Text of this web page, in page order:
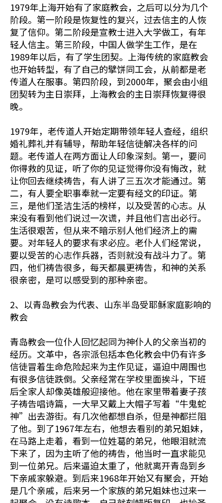
1979年上海开始有了家庭教会，之后可以分为几个
阶段。第一阶段是恢复性的复兴，过去信主的人恢
复了信仰。第二阶段是宣教士进入大学做工，有年
轻人信主。第三阶段，中国人做学生工作，是在
1989年以后，有了学生团契。上海传统的家庭教会
也开始转型，有了自己的擘饼同工会，从前都是老
传道人在服事。第四阶段，到2000年，聚会由小组
团契转为主日崇拜，上海教会的主日崇拜恢复得很
晚。
1979年，老传道人开始定期带领年轻人查经，组织
婚礼葬礼并有辅导，帮助年轻信徒解决各样的问
题。老传道人在两方面让人印象深刻。第一，要问
你得救的见证，听了你的见证觉得你没有悔改，就
让你回去继续祷告，有人讲了三五次才能通过。第
二，有人要全职事奉就一定要有经文的印证。第
三，是他们圣洁生活的榜样，以及受苦的心志。从
来没有看到他们说过一次谎，并且他们言出必行。
生活很艰苦，但从来不暗示别人他们经济上的需
要。对年轻人的要求有求必应。老仆人们经常说，
要以受苦的心志作兵器，否则就没有战斗力了。第
四，他们祷告很多，每天都晨更祷告，和神的关系
很亲密，是可以感受到的那种亲密。
2、以青岛教会为代表、山东半岛受耶稣家庭影响的
教会
青岛教会一位仆人回忆起同为神仆人的父亲当初的
经历。文革中，各宗派包括本色化教会中仍有许多
信徒冒着生命危险起来为主作见证，逼迫中周围也
有很多信徒跌倒。父亲经常在学校里面挨斗，下班
后全家人却像英雄般迎接他。他在家里带着妻子孩
子祷告唱诗篇，一大早又戴上大帽子写着“牛鬼蛇
神”出去游街。有几次他都想自杀，但是神都拦阻
了他。到了1967年左右，他想去看别的弟兄姐妹，
在马路上走着，看到一位姓葛的弟兄，他眼泪就流
下来了，因为主听了他的祷告，他当时一直求能见
到一位弟兄。后来逼迫太重了，他就离开青岛到乡
下亲戚家躲避。到后来1968年开始又有聚会，开始
是几个亲戚，后来另一个家族的弟兄姐妹也过来一